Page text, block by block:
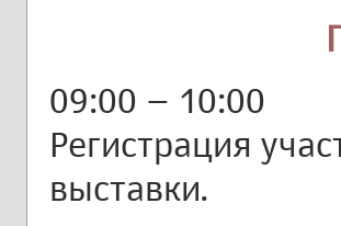
09:00 – 10:00
Регистрация
выставки.